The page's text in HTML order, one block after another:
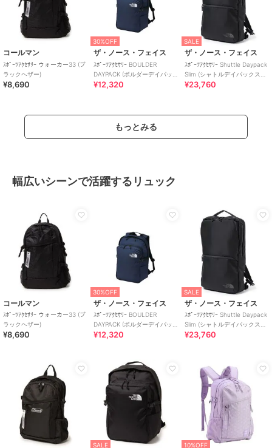
コールマン
ｽﾎﾟｰﾂｱｸｾｻﾘｰ ウォーカー33 (ブ
ラックヘザー)
¥8,690
30%OFF
ザ・ノース・フェイス
ｽﾎﾟｰﾂｱｸｾｻﾘｰ BOULDER
DAYPACK (ボルダーデイパッ
ク)
¥12,320
SALE
ザ・ノース・フェイス
ｽﾎﾟｰﾂｱｸｾｻﾘｰ Shuttle Daypack
Slim (シャトルデイパックスリ
ム)
¥23,760
もっとみる
幅広いシーンで活躍するリュック
コールマン
ｽﾎﾟｰﾂｱｸｾｻﾘｰ ウォーカー33 (ブ
ラックヘザー)
¥8,690
30%OFF
ザ・ノース・フェイス
ｽﾎﾟｰﾂｱｸｾｻﾘｰ BOULDER
DAYPACK (ボルダーデイパッ
ク)
¥12,320
SALE
ザ・ノース・フェイス
ｽﾎﾟｰﾂｱｸｾｻﾘｰ Shuttle Daypack
Slim (シャトルデイパックスリ
ム)
¥23,760
SALE 10%OFF